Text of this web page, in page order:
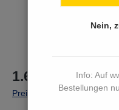
Nein,
Info: Auf
Bestellungen
1.659,00 €*
Preise inkl. MwSt. zzgl.